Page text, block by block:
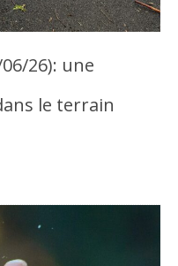
26): une
le terrain